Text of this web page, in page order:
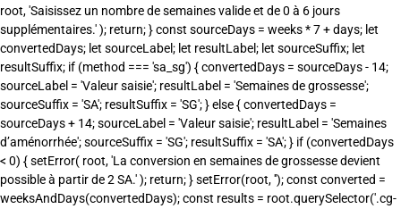
root, 'Saisissez un nombre de semaines valide et de 0 à 6 jours
supplémentaires.' ); return; } const sourceDays = weeks * 7 + days; let
convertedDays; let sourceLabel; let resultLabel; let sourceSuffix; let
resultSuffix; if (method === 'sa_sg') { convertedDays = sourceDays - 14;
sourceLabel = 'Valeur saisie'; resultLabel = 'Semaines de grossesse';
sourceSuffix = 'SA'; resultSuffix = 'SG'; } else { convertedDays =
sourceDays + 14; sourceLabel = 'Valeur saisie'; resultLabel = 'Semaines
d’aménorrhée'; sourceSuffix = 'SG'; resultSuffix = 'SA'; } if (convertedDays
< 0) { setError( root, 'La conversion en semaines de grossesse devient
possible à partir de 2 SA.' ); return; } setError(root, ''); const converted =
weeksAndDays(convertedDays); const results = root.querySelector('.cg-